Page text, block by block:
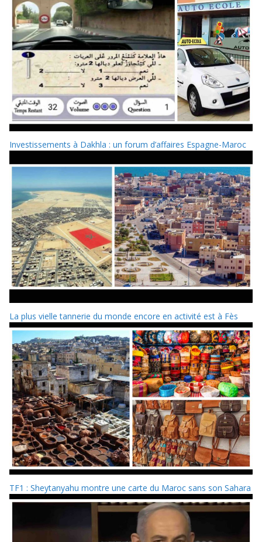
Investissements à Dakhla : un forum d’affaires Espagne-Maroc
La plus vielle tannerie du monde encore en activité est à Fès
TF1 : Sheytanyahu montre une carte du Maroc sans son Sahara